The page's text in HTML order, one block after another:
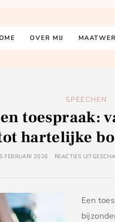
OVER MIJ
SPEECHEN
toespraak:
hartelijke
FEBRUARI 2026 REACTIES
Een